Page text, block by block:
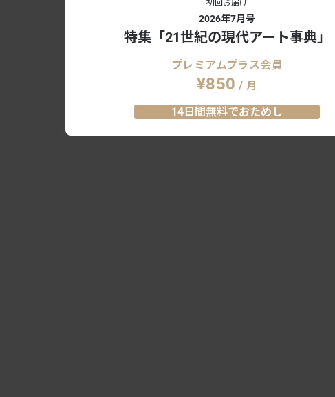
初回お届け
2026年7月号
特集「21世紀の現代アート事典」
プレミアムプラス会員
¥850 / 月
14日間無料でおためし